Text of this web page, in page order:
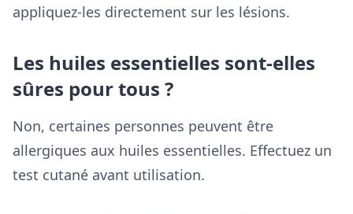
appliquez-les directement sur les lésions.
Les huiles essentielles sont-elles
sûres pour tous ?
Non, certaines personnes peuvent être
allergiques aux huiles essentielles. Effectuez un
test cutané avant utilisation.